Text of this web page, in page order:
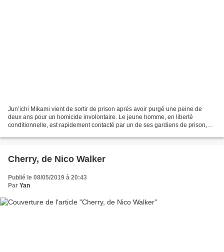
Jun’ichi Mikami vient de sortir de prison après avoir purgé une peine de
deux ans pour un homicide involontaire. Le jeune homme, en liberté
conditionnelle, est rapidement contacté par un de ses gardiens de prison,
Cherry, de Nico Walker
Publié le 08/05/2019 à 20:43
Par Yan